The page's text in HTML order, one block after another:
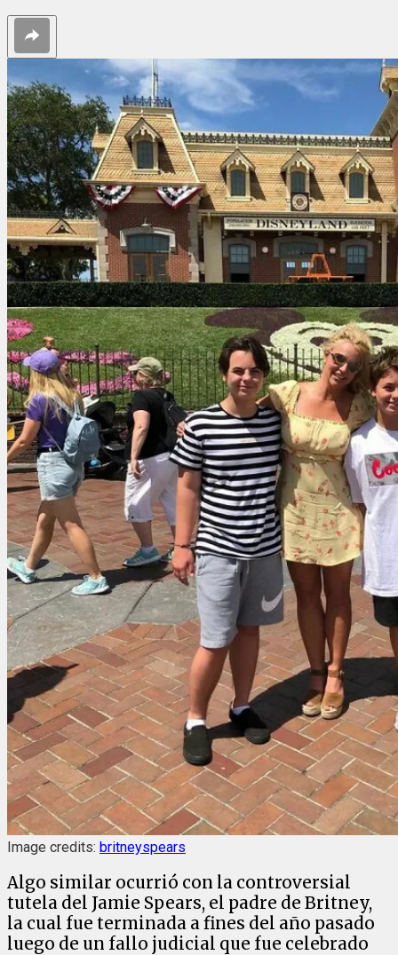
Image credits: britneyspears
Algo similar ocurrió con la controversial
tutela del Jamie Spears, el padre de Britney,
la cual fue terminada a fines del año pasado
luego de un fallo judicial que fue celebrado